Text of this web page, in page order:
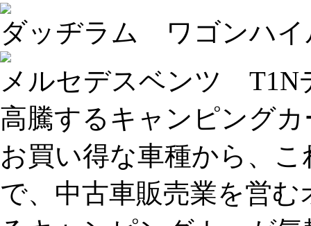
ダッヂラム ワゴンハイ
メルセデスベンツ T1N
高騰するキャンピング
お買い得な車種から、
で、中古車販売業を営